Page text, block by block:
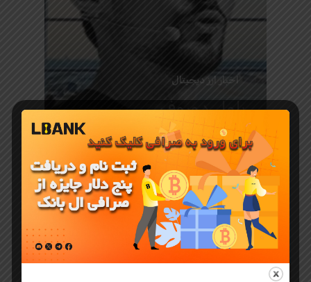
اخبار ارز دیجیتال
پاول دوروف
مدیر عامل
تلگرام در
فرودگاه
پاریس
دستگیر شد